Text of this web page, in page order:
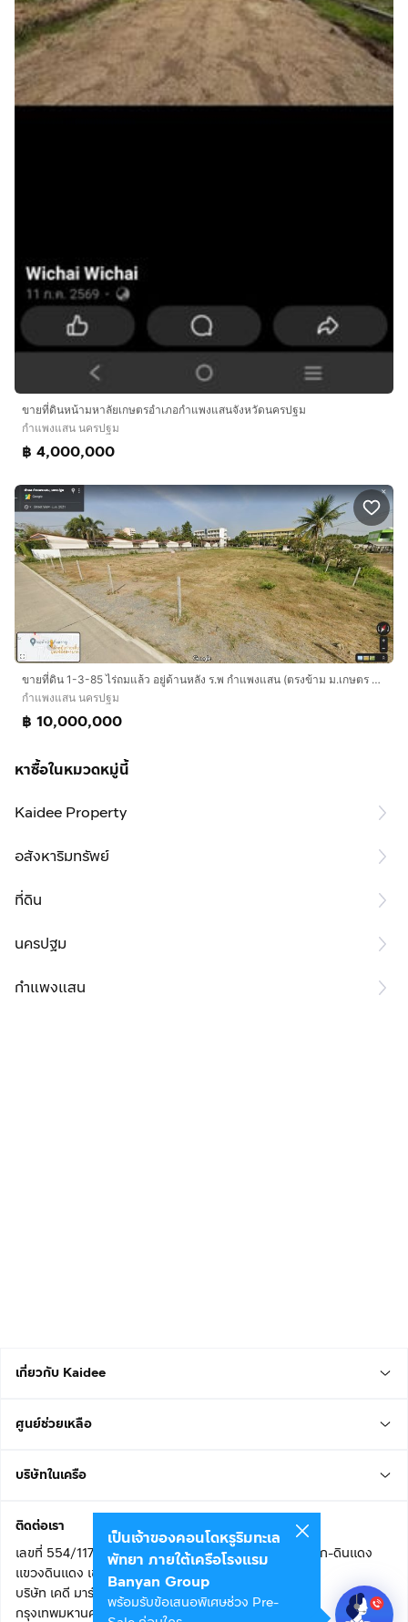
ขายที่ดินหน้ามหาลัยเกษตรอำเภอกำแพงแสนจังหวัดนครปฐม
กำแพงแสน นครปฐม
฿ 4,000,000
ขายที่ดิน 1-3-85 ไร่ถมแล้ว อยู่ด้านหลัง ร.พ กำแพงแสน (ตรงข้าม ม.เกษตร กำแพงแสน)
กำแพงแสน นครปฐม
฿ 10,000,000
หาซื้อในหมวดหมู่นี้
Kaidee Property
อสังหาริมทรัพย์
ที่ดิน
นครปฐม
กำแพงแสน
เกี่ยวกับ Kaidee
ศูนย์ช่วยเหลือ
บริษัทในเครือ
ติดต่อเรา
เลขที่ 554/117 อาคารสกายไนน์ เซ็นเตอร์ ชั้น 22 ถนนอโศก-ดินแดง
แขวงดินแดง เขตดินแดง
บริษัท เคดี มาร์เก็ตเพลส จำกัด (สำนักงานใหญ่)
กรุงเทพมหานคร 10400
เป็นเจ้าของคอนโดหรูริมทะเล
พัทยา ภายใต้เครือโรงแรม
Banyan Group
พร้อมรับข้อเสนอพิเศษช่วง Pre-